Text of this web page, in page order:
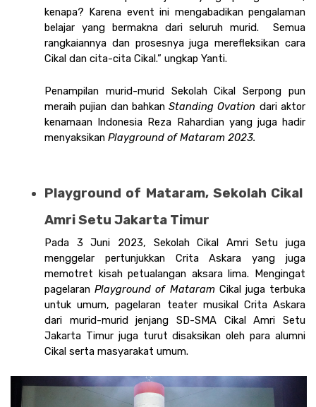
kenapa? Karena event ini mengabadikan pengalaman
belajar yang bermakna dari seluruh murid.  Semua
rangkaiannya dan prosesnya juga merefleksikan cara
Cikal dan cita-cita Cikal.” ungkap Yanti.
Penampilan murid-murid Sekolah Cikal Serpong pun
meraih pujian dan bahkan Standing Ovation dari aktor
kenamaan Indonesia Reza Rahardian yang juga hadir
menyaksikan Playground of Mataram 2023.
Playground of Mataram, Sekolah Cikal
Amri Setu Jakarta Timur
Pada 3 Juni 2023, Sekolah Cikal Amri Setu juga
menggelar pertunjukkan Crita Askara yang juga
memotret kisah petualangan aksara lima. Mengingat
pagelaran Playground of Mataram Cikal juga terbuka
untuk umum, pagelaran teater musikal Crita Askara
dari murid-murid jenjang SD-SMA Cikal Amri Setu
Jakarta Timur juga turut disaksikan oleh para alumni
Cikal serta masyarakat umum.